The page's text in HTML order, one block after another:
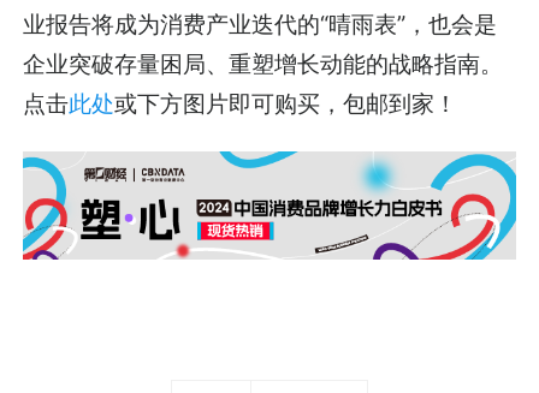
业报告将成为消费产业迭代的“晴雨表”，也会是
企业突破存量困局、重塑增长动能的战略指南。
点击此处或下方图片即可购买，包邮到家！